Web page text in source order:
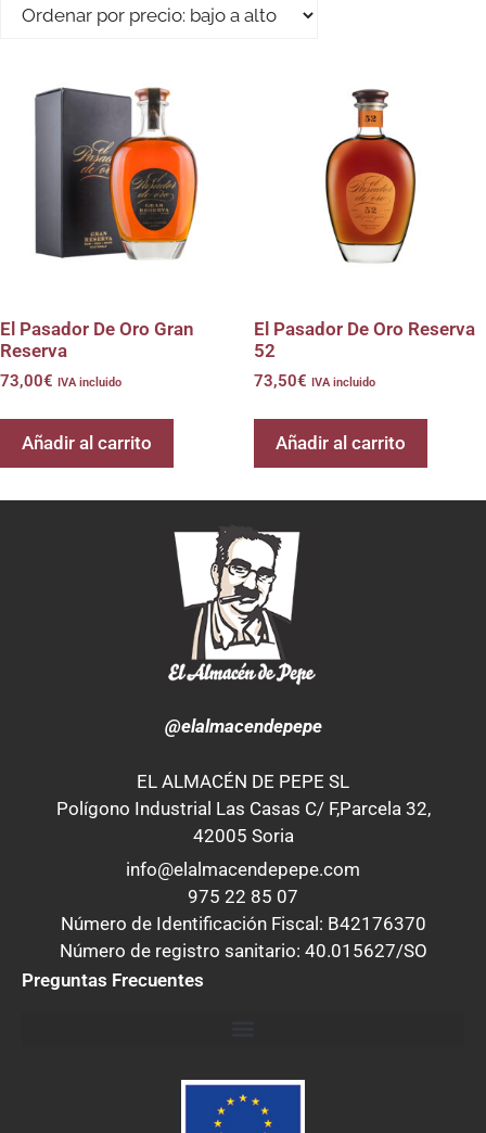
El Pasador De Oro Gran
Reserva
73,00€ IVA incluido
Añadir al carrito
El Pasador De Oro Reserva
52
73,50€ IVA incluido
Añadir al carrito
@elalmacendepepe
EL ALMACÉN DE PEPE SL
Polígono Industrial Las Casas C/ F,Parcela 32,
42005 Soria
info@elalmacendepepe.com
975 22 85 07
Número de Identificación Fiscal: B42176370
Número de registro sanitario: 40.015627/SO
Preguntas Frecuentes